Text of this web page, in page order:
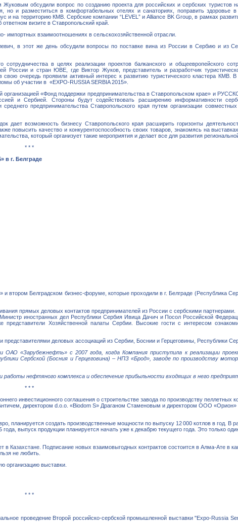
обсудили вопрос по созданию проекта для российских и сербских туристов
но и разместиться в комфортабельных отелях и санаториях, поправить здоровье
на территорию КМВ. Сербские компании “LEVEL” и Alliance BK Group, в рамках
визите в Ставропольский край.
импортных взаимоотношениях в сельскохозяйственной отрасли.
в этот же день обсудили вопросы по поставке вина из России в Сербию и из
в целях реализации проектов балканского и общеевропейского
России и стран ЮВЕ, где Виктор Жуков, представитель и разработчик
очередь проявили активный интерес к развитию туристического кластера КМВ.
об участии в «EXPO-RUSSIA SERBIA 2015».
организацией «Фонд поддержки предпринимательства в Ставропольском крае» и
и Сербией. Стороны будут содействовать расширению информативности
предпринимательства Ставропольского края путем организации
возможность бизнесу Ставропольского края расширить горизонты
повысить качество и конкурентоспособность своих товаров, знакомясь на
который организует такие мероприятия и делает все для развития
* * *
в г. Белграде
Белградском бизнес-форуме, которые проходили в г. Белграде (Республика
прямых деловых контактов предпринимателей из России с сербскими партнерами.
иностранных дел Республики Сербия Ивица Дачич и Посол Российской
Хозяйственной палаты Сербии. Высокие гости с интересом
деловых ассоциаций из Сербии, Боснии и Герцеговины, Республики
«Зарубежнефть» с 2007 года, когда Компания приступила к реализации
Сербской (Босния и Герцеговина) – НПЗ «Брод», заводе по производству
нефтяного комплекса и обеспечение прибыльности входящих в него
* * *
инвестиционного соглашения о строительстве завода по производству пеллетных
директором d.o.o. «Biodom S» Драганом Стаменовым и директором ООО «Орион»
планируется создать производственные мощности по выпуску 12 000 котлов в год. В
выпуск продукции планируется начать уже к декабрю текущего года. Это только
Подписание новых взаимовыгодных контрактов состоится в Алма-Ате в
не любить.
организацию выставки.
* * *
проведение Второй российско-сербской промышленной выставки "Expo-Russia